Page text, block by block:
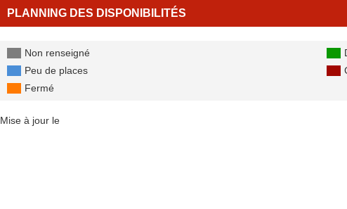
PLANNING DES DISPONIBILITÉS
Non renseigné
Peu de places
Fermé
Mise à jour le